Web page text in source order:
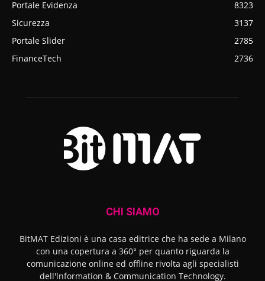
Portale Evidenza
8323
Sicurezza
3137
Portale Slider
2785
FinanceTech
2736
CHI SIAMO
BitMAT Edizioni è una casa editrice che ha sede a Milano
con una copertura a 360° per quanto riguarda la
comunicazione online ed offline rivolta agli specialisti
dell'lnformation & Communication Technology.